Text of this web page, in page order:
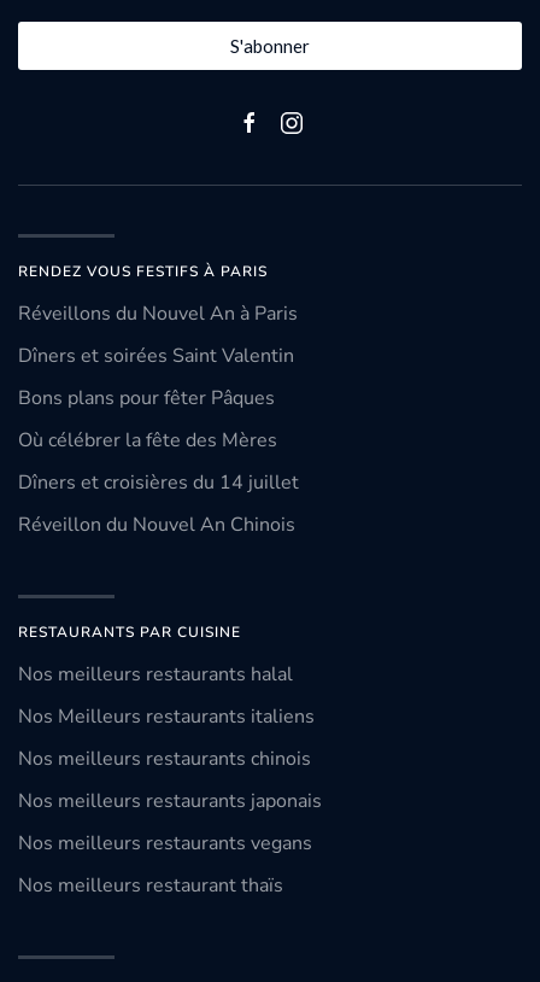
S'abonner
RENDEZ VOUS FESTIFS À PARIS
Réveillons du Nouvel An à Paris
Dîners et soirées Saint Valentin
Bons plans pour fêter Pâques
Où célébrer la fête des Mères
Dîners et croisières du 14 juillet
Réveillon du Nouvel An Chinois
RESTAURANTS PAR CUISINE
Nos meilleurs restaurants halal
Nos Meilleurs restaurants italiens
Nos meilleurs restaurants chinois
Nos meilleurs restaurants japonais
Nos meilleurs restaurants vegans
Nos meilleurs restaurant thaïs